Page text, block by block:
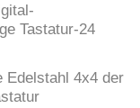
Tastatur-24
Edelstahl 4x4 der